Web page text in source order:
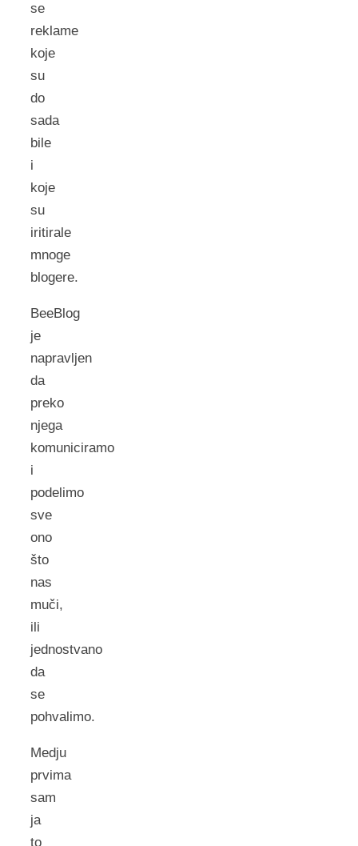
se
reklame
koje
su
do
sada
bile
i
koje
su
iritirale
mnoge
blogere.
BeeBlog
je
napravljen
da
preko
njega
komuniciramo
i
podelimo
sve
ono
što
nas
muči,
ili
jednostvano
da
se
pohvalimo.
Medju
prvima
sam
ja
to